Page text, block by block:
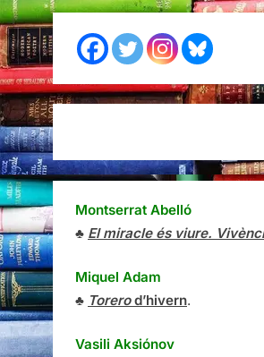
Montserrat Abelló
♣ El miracle és viure.
Miquel Adam
♣ Torerod’hivern.
Vasili Aksiónov